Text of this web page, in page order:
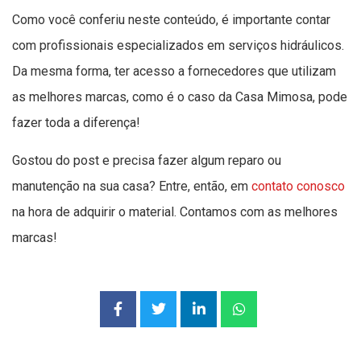
Como você conferiu neste conteúdo, é importante contar
com profissionais especializados em serviços hidráulicos.
Da mesma forma, ter acesso a fornecedores que utilizam
as melhores marcas, como é o caso da Casa Mimosa, pode
fazer toda a diferença!
Gostou do post e precisa fazer algum reparo ou
manutenção na sua casa? Entre, então, em contato conosco
na hora de adquirir o material. Contamos com as melhores
marcas!